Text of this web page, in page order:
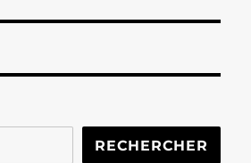
RECHERCHER